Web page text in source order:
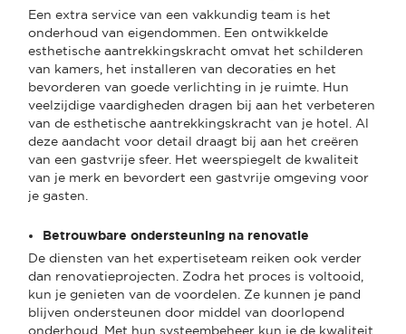
Een extra service van een vakkundig team is het
onderhoud van eigendommen. Een ontwikkelde
esthetische aantrekkingskracht omvat het schilderen
van kamers, het installeren van decoraties en het
bevorderen van goede verlichting in je ruimte. Hun
veelzijdige vaardigheden dragen bij aan het verbeteren
van de esthetische aantrekkingskracht van je hotel. Al
deze aandacht voor detail draagt bij aan het creëren
van een gastvrije sfeer. Het weerspiegelt de kwaliteit
van je merk en bevordert een gastvrije omgeving voor
je gasten.
Betrouwbare ondersteuning na renovatie
De diensten van het expertiseteam reiken ook verder
dan renovatieprojecten. Zodra het proces is voltooid,
kun je genieten van de voordelen. Ze kunnen je pand
blijven ondersteunen door middel van doorlopend
onderhoud. Met hun systeembeheer kun je de kwaliteit